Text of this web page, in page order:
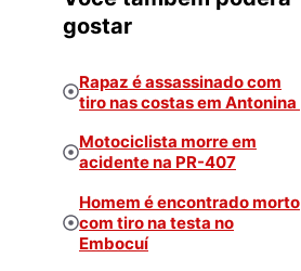
gostar
Rapaz é assassinado com
tiro nas costas em Antonina
Motociclista morre em
acidente na PR-407
Homem é encontrado morto
com tiro na testa no
Embocuí